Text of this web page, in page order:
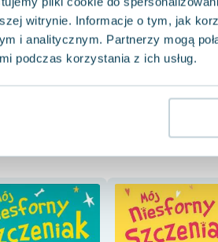
witrynie. Informacje o tym, jak
i analitycznym. Partnerzy mogą
podczas korzystania z ich usług.
Do koszyka